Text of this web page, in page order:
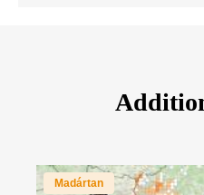
Madártan